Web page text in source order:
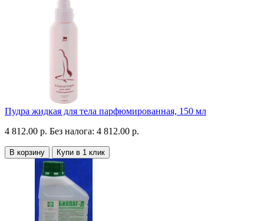
Пудра жидкая для тела парфюмированная, 150 мл
4 812.00 р. Без налога: 4 812.00 р.
В корзину Купи в 1 клик